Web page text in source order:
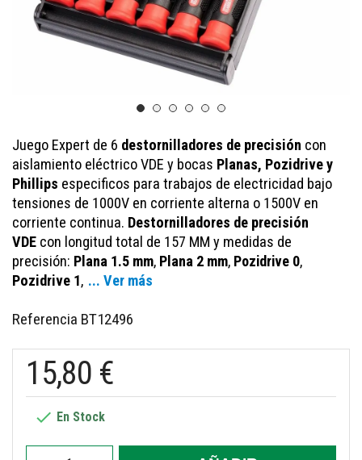
Juego Expert de 6 destornilladores de precisión con
aislamiento eléctrico VDE y bocas Planas, Pozidrive y
Phillips especificos para trabajos de electricidad bajo
tensiones de 1000V en corriente alterna o 1500V en
corriente continua. Destornilladores de precisión
VDE con longitud total de 157 MM y medidas de
precisión: Plana 1.5 mm, Plana 2 mm, Pozidrive 0,
Pozidrive 1, ... Ver más
Referencia BT12496
15,80 €
 En Stock